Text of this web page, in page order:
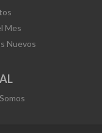
Mes
Nuevos